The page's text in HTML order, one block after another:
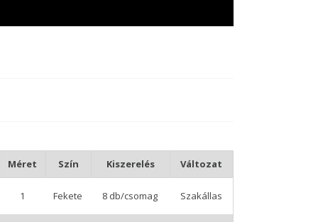
Méret Szín Kiszerelés Változat
1 Fekete 8 db/csomag Szakállas